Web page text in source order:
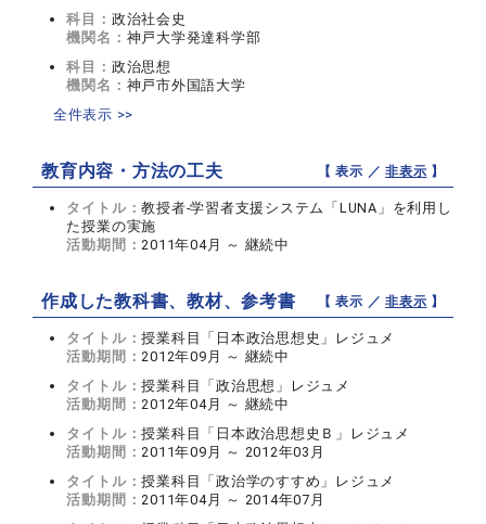
科目： 政治社会史
機関名： 神戸大学発達科学部
科目： 政治思想
機関名： 神戸市外国語大学
全件表示 >>
教育内容・方法の工夫 【 表示 ／非表示 】
タイトル：教授者-学習者支援システム「LUNA」を利用し
た授業の実施
活動期間：2011年04月 ～ 継続中
作成した教科書、教材、参考書 【 表示 ／非表示 】
タイトル：授業科目「日本政治思想史」レジュメ
活動期間：2012年09月 ～ 継続中
タイトル：授業科目「政治思想」レジュメ
活動期間：2012年04月 ～ 継続中
タイトル：授業科目「日本政治思想史Ｂ」レジュメ
活動期間：2011年09月 ～ 2012年03月
タイトル：授業科目「政治学のすすめ」レジュメ
活動期間：2011年04月 ～ 2014年07月